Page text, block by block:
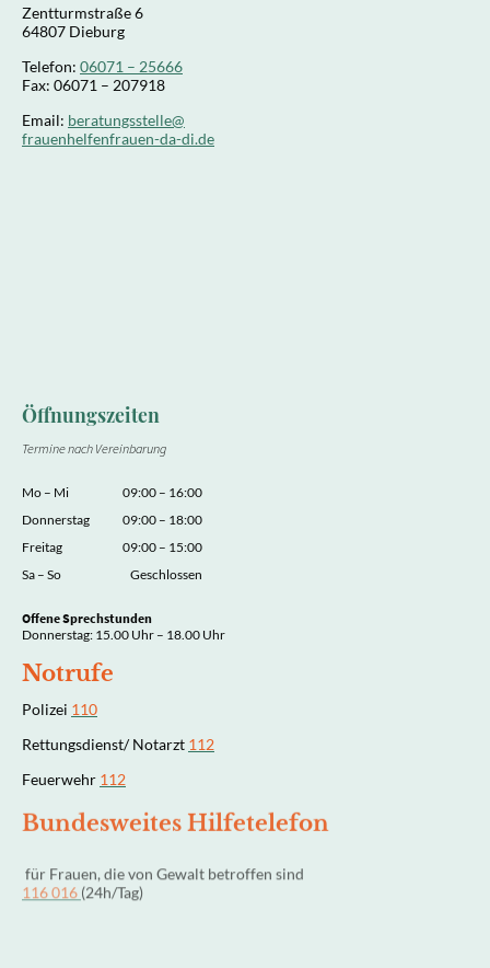
Zentturmstraße 6
64807 Dieburg
Telefon: 06071 – 25666
Fax: 06071 – 207918
Email: beratungsstelle@
frauenhelfenfrauen-da-di.de
Öffnungszeiten
Termine nach Vereinbarung
Mo – Mi 09:00 – 16:00
Donnerstag
09:00 – 18:00
Freitag
09:00 – 15:00
Sa – So Geschlossen
Offene Sprechstunden
Donnerstag: 15.00 Uhr – 18.00 Uhr
Notrufe
Polizei 110
Rettungsdienst/ Notarzt 112
Feuerwehr 112
Bundesweites Hilfetelefon
116 016(24h/Tag)